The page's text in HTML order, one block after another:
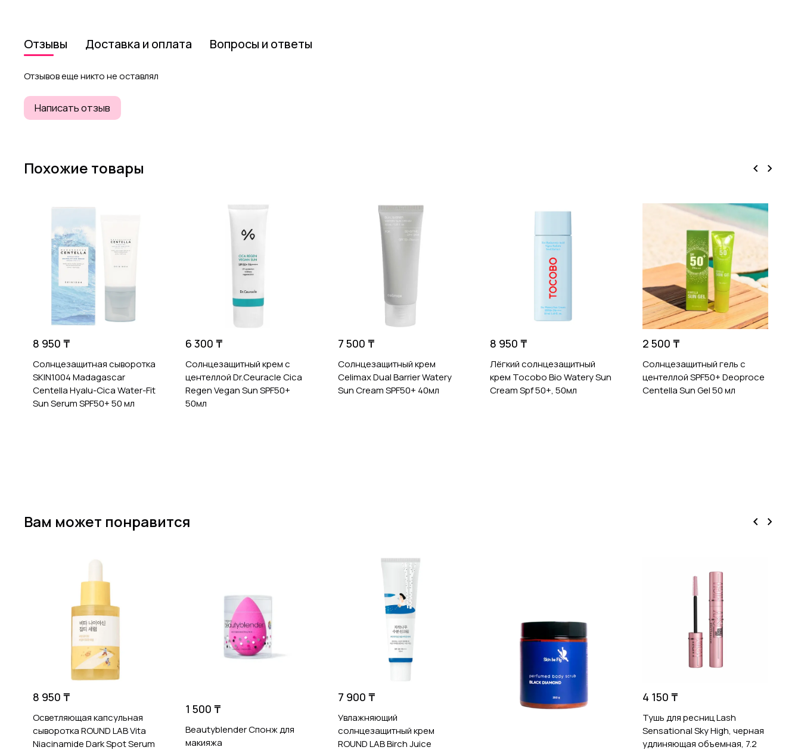
Отзывы Доставка и оплата Вопросы и ответы
Отзывов еще никто не оставлял
Написать отзыв
Похожие товары
8 950 ₸
Солнцезащитная сыворотка
SKIN1004 Madagascar
Centella Hyalu-Cica Water-Fit
Sun Serum SPF50+ 50 мл
6 300 ₸
Солнцезащитный крем с
центеллой Dr.Ceuracle Cica
Regen Vegan Sun SPF50+
50мл
7 500 ₸
Солнцезащитный крем
Celimax Dual Barrier Watery
Sun Cream SPF50+ 40мл
8 950 ₸
Лёгкий солнцезащитный
крем Tocobo Bio Watery Sun
Cream Spf 50+, 50мл
2 500 ₸
Солнцезащитный гель с
центеллой SPF50+ Deoproce
Centella Sun Gel 50 мл
Вам может понравится
8 950 ₸
Осветляющая капсульная
сыворотка ROUND LAB Vita
Niacinamide Dark Spot Serum
1 500 ₸
Beautyblender Спонж для
макияжа
7 900 ₸
Увлажняющий
солнцезащитный крем
ROUND LAB Birch Juice
4 150 ₸
Тушь для ресниц Lash
Sensational Sky High, черная
удлиняющая объемная, 7.2